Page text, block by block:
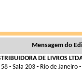
Mensagem do
DE LIVROS
- Sala 203 - Rio de Janeiro -